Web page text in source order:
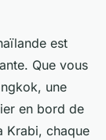
est
Que vous
une
en bord de
Krabi, chaque